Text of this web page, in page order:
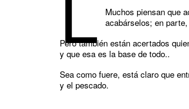
Muchos piensan que
acabárselos; en
Pero también están acertados
y que esa es la base de todo..
Sea como fuere, está claro que
y el pescado.